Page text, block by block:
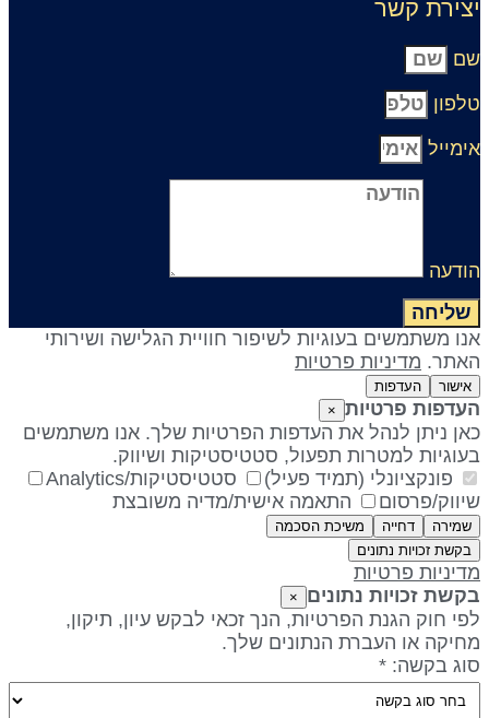
קשר
שליחה
משתמשים בעוגיות לשיפור חוויית הגלישה ושירותי
מדיניות פרטיות
אישור העדפות
פרטיות ×
ניתן לנהל את העדפות הפרטיות שלך. אנו משתמשים
למטרות תפעול, סטטיסטיקות ושיווק.
פונקציונלי (תמיד פעיל)
סטטיסטיקות/Analytics
פרסום
התאמה אישית/מדיה משובצת
שמירה דחייה
משיכת הסכמה
בקשת זכויות נתונים
פרטיות
זכויות נתונים
חוק הגנת הפרטיות, הנך זכאי לבקש עיון, תיקון,
או העברת הנתונים שלך.
בקשה: *